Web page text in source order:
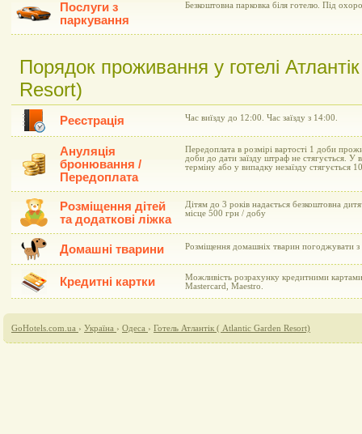
Послуги з
паркування
Безкоштовна парковка біля готелю. Під
Порядок проживання у готелі
Resort)
Реєстрація Час виїзду до 12:00. Час заїзду з 14:00.
Ануляція
бронювання /
Передоплата
Передоплата в розмірі вартості 1 доби
доби до дати заїзду штраф не стягується. У
терміну або у випадку незаїзду стягується
Розміщення дітей
та додаткові ліжка
Дітям до 3 років надається безкоштовна
місце 500 грн / добу
Домашні тварини Розміщення домашніх тварин погоджувати з
Кредитні картки
Можливість розрахунку кредитними
Mastercard, Maestro.
GoHotels.com.ua › Україна › Одеса › Готель Атлантік ( Atlantic Garden Resort)